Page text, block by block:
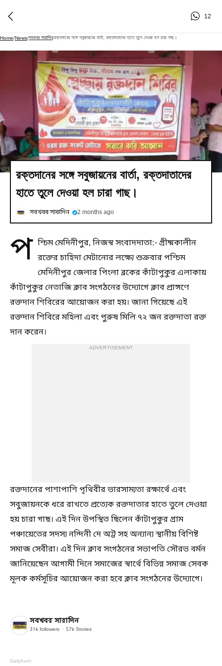
12
Home/News/সবখবর সারাদিন/রক্তদানের সঙ্গে সবুজায়নের বার্তা, রক্তদাতাদের হাতে তুলে দেওয়া হল চারা গাছ।
রক্তদানের সঙ্গে সবুজায়নের বার্তা, রক্তদাতাদের
হাতে তুলে দেওয়া হল চারা গাছ।
সবখবর সারাদিন 2 months ago
প শ্চিম মেদিনীপুর, নিজস্ব সংবাদদাতা:- গ্রীষ্মকালীন
রক্তের চাহিদা মেটানোর লক্ষ্যে শুক্রবার পশ্চিম
মেদিনীপুর জেলার পিংলা ব্লকের কাঁটাপুকুর এলাকায়
কাঁটাপুকুর নেতাজি ক্লাব সংগঠনের উদ্যোগে ক্লাব প্রাঙ্গণে
রক্তদান শিবিরের আয়োজন করা হয়। জানা গিয়েছে এই
রক্তদান শিবিরে মহিলা এবং পুরুষ মিলি ৭২ জন রক্তদাতা রক্ত
দান করেন।
ADVERTISEMENT
রক্তদানের পাশাপাশি পৃথিবীর ভারসাম্যতা রক্ষার্থে এবং
সবুজায়নকে ধরে রাখতে প্রত্যেক রক্তদাতার হাতে তুলে দেওয়া
হয় চারা গাছ। এই দিন উপস্থিত ছিলেন কাঁটাপুকুর গ্রাম
পঞ্চায়েতের সদস্য নন্দিনী দে অট্ট সহ অন্যান্য স্থানীয় বিশিষ্ট
সমাজ সেবীরা। এই দিন ক্লাব সংগঠনের সভাপতি সৌরভ বর্মন
জানিয়েছেন আগামী দিনে সমাজের স্বার্থে বিভিন্ন সমাজ সেবক
মূলক কর্মসূচির আয়োজন করা হবে ক্লাব সংগঠনের উদ্যোগে।
সবখবর সারাদিন
31k followers 57k Stories
Dailyhunt